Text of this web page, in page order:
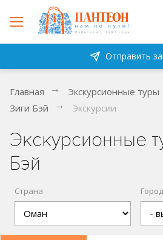
Отправить
Главная Экскурсионные туры
Зиги Бэй
Экскурсии
Экскурсионные
Бэй
Страна